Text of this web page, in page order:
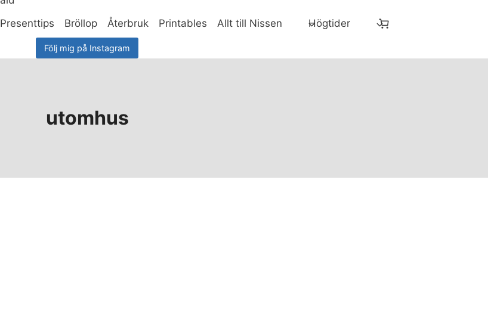
Presenttips Bröllop Återbruk Printables Allt till Nissen Högtider
Följ mig på Instagram
utomhus